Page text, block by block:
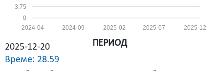
0
3.75
2025-12
2025-07
2025-02
2024-09
2024-04
2025-12-20
Време: 28.59
ПЕРИОД